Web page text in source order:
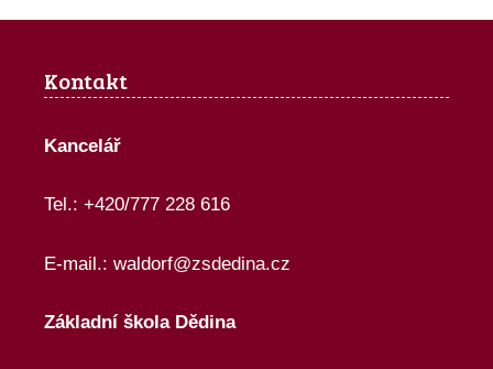
Kontakt
Kancelář
Tel.: +420/777 228 616
E-mail.: waldorf@zsdedina.cz
Základní škola Dědina